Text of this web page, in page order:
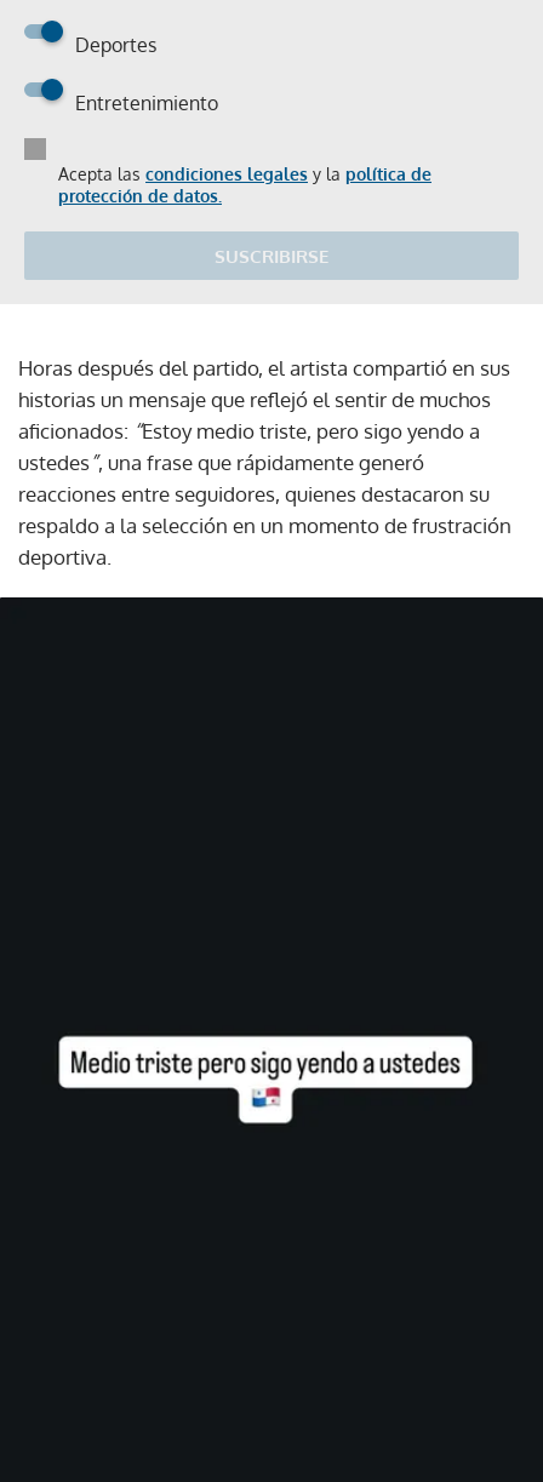
Deportes
Entretenimiento
Acepta las condiciones legales y la política de
protección de datos.
SUSCRIBIRSE
Horas después del partido, el artista compartió en sus
historias un mensaje que reflejó el sentir de muchos
aficionados: “Estoy medio triste, pero sigo yendo a
ustedes”, una frase que rápidamente generó
reacciones entre seguidores, quienes destacaron su
respaldo a la selección en un momento de frustración
deportiva.